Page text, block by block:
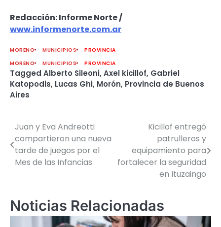
Redacción: Informe Norte /
www.informenorte.com.ar
MORENO MUNICIPIOS
PROVINCIA
MORENO
MUNICIPIOS PROVINCIA
Tagged Alberto Sileoni, Axel kicillof, Gabriel
Katopodis, Lucas Ghi, Morón, Provincia de Buenos
Aires
Navegación
de
entradas
Juan y Eva Andreotti
compartieron una nueva
tarde de juegos por el
Mes de las Infancias
Kicillof entregó
patrulleros y
equipamiento para
fortalecer la seguridad
en Ituzaingo
Noticias Relacionadas